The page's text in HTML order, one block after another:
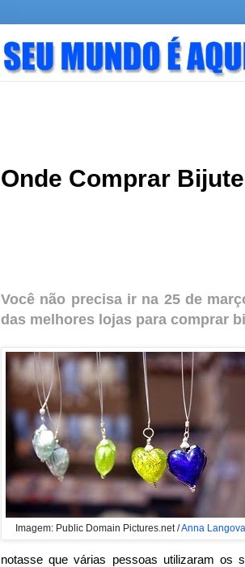
Onde Comprar
Você não precisa ir na 25 de
das melhores lojas para comprar
Imagem: Public Domain Pictures.net /Anna Langova
notasse que várias pessoas utilizaram os